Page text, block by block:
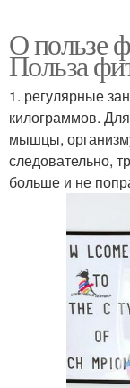
О пользе
Польза
1. регулярные
килограммов.
мышцы,
следовательно,
больше и не